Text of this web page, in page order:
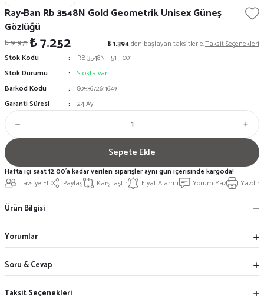
Ray-Ban Rb 3548N Gold Geometrik Unisex Güneş
Gözlüğü
₺ 9.971₺ 7.252 ₺ 1.394den başlayan taksitlerle!Taksit Seçenekleri
Stok Kodu
RB 3548N - 51 - 001
Stok Durumu
Stokta var
Barkod Kodu
8053672611649
Garanti Süresi
24 Ay
Sepete Ekle
Tavsiye Et Paylaş Karşılaştır Fiyat Alarmı Yorum Yaz Yazdır
Hafta içi saat 12:00'a kadar verilen siparişler aynı gün içerisinde kargoda!
Ürün Bilgisi
Yorumlar
Soru & Cevap
Taksit Seçenekleri